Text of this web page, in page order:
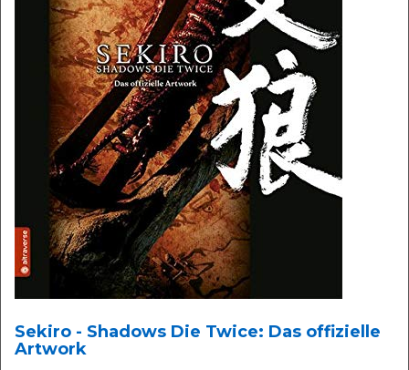
Sekiro - Shadows Die Twice: Das offizielle
Artwork